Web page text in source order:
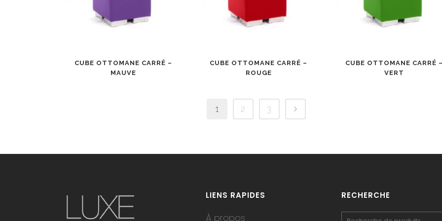
CUBE OTTOMANE CARRÉ –
MAUVE
CUBE OTTOMANE CARRÉ –
ROUGE
CUBE OTTOMANE CARRÉ
VERT
1 2 3
LIENS RAPIDES
À propos
RECHERCHE